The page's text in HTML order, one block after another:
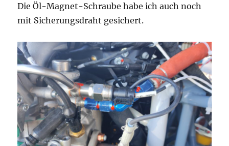
Die Öl-Magnet-Schraube habe ich auch noch
mit Sicherungsdraht gesichert.